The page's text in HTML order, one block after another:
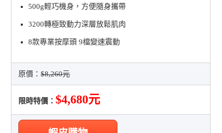
500g輕巧機身，方便隨身攜帶
3200轉極致動力深層放鬆肌肉
8款專業按摩頭 9檔變速震動
原價：$8,260元
限時特價：$4,680元